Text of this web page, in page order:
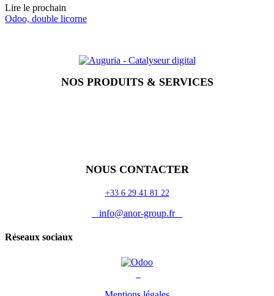
Lire le prochain
Odoo, double licorne
NOS PRODUITS & SERVICES
NOUS CONTACTER
+33 6 29 41 81 22
info@anor-group.fr
Réseaux sociaux